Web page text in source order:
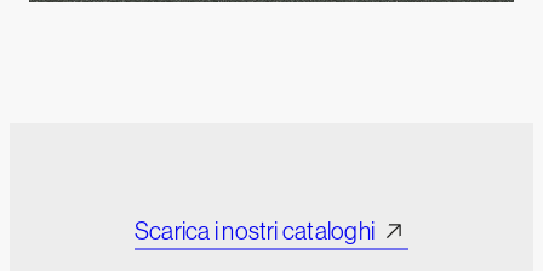
Scarica i nostri cataloghi